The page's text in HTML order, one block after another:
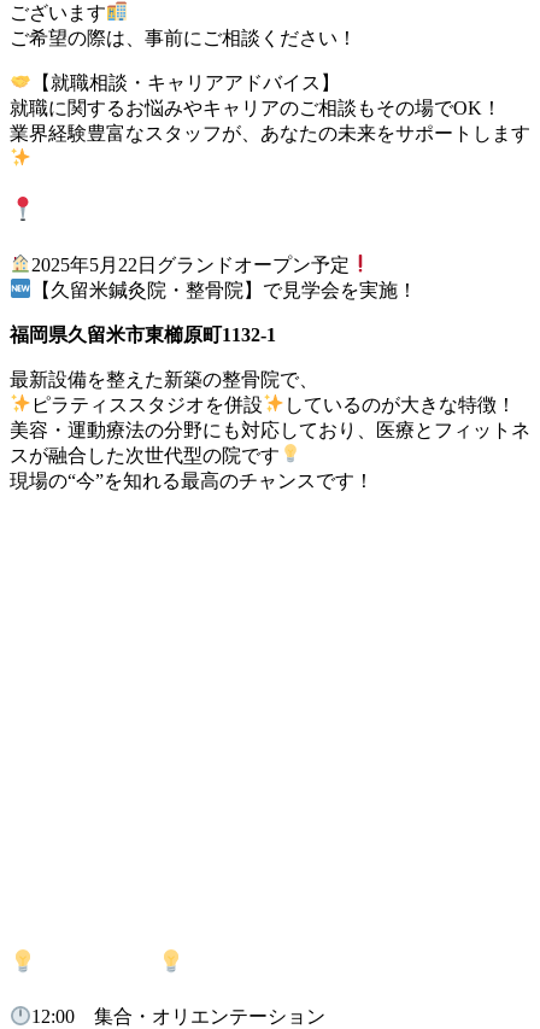
ございます
ご希望の際は、事前にご相談ください！
【就職相談・キャリアアドバイス】
就職に関するお悩みやキャリアのご相談もその場でOK！
業界経験豊富なスタッフが、あなたの未来をサポートします
2025年5月22日グランドオープン予定
【久留米鍼灸院・整骨院】で見学会を実施！
福岡県久留米市東櫛原町1132-1
最新設備を整えた新築の整骨院で、
ピラティススタジオを併設
しているのが大きな特徴！
美容・運動療法の分野にも対応しており、医療とフィットネ
スが融合した次世代型の院です
現場の“今”を知れる最高のチャンスです！
12:00 集合・オリエンテーション